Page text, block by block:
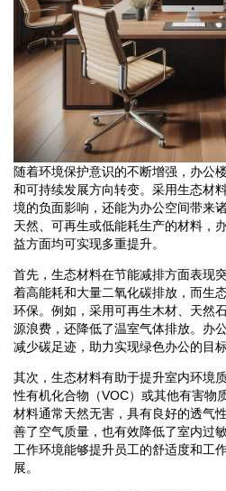
随着环境保护意识的不断增强，办公
和可持续发展方向转变。采用生态材
境的负面影响，还能为办公空间带来
天然、可再生或低能耗生产的材料，
益方面均可实现多重提升。
首先，生态材料在节能减排方面表现
着高能耗和大量二氧化碳排放，而生
环保。例如，采用可再生木材、天然
源浪费，还降低了温室气体排放。办
减少碳足迹，助力实现绿色办公的目标
其次，生态材料有助于提升室内环境
性有机化合物（VOC）或其他有害物
材料通常天然无害，具有良好的透气
善了空气质量，也有效降低了室内过
工作环境能够提升员工的舒适度和工
展。